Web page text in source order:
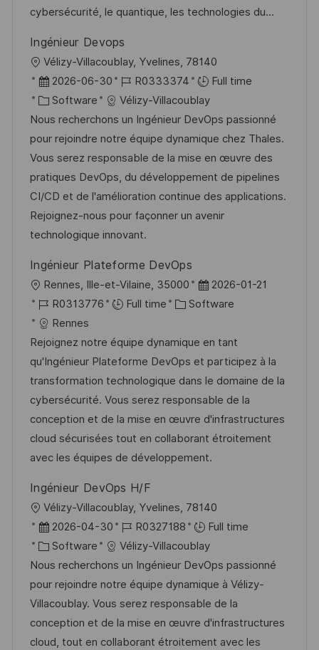
od
a
t
e
g
r
y
cybersécurité, le quantique, les technologies du...
Ingénieur Devops
L
o
c
a
t
i
o
n
Vélizy-Villacoublay, Yvelines, 78140
P
o
s
t
e
d
D
a
t
2026-06-30
J
o
b
I
d
R0333374
Full time
C
a
t
e
g
o
r
y
Software
Vélizy-Villacoublay
Nous recherchons un Ingénieur DevOps passionné
pour rejoindre notre équipe dynamique chez Thales.
Vous serez responsable de la mise en œuvre des
pratiques DevOps, du développement de pipelines
CI/CD et de l'amélioration continue des applications.
Rejoignez-nous pour façonner un avenir
technologique innovant.
Ingénieur Plateforme DevOps
L
o
c
a
t
i
o
n
Rennes, Ille-et-Vilaine, 35000
P
o
t
e
d
D
a
t
e
2026-01-21
J
o
b
I
d
R0313776 Full time
C
t
e
g
o
r
y
Software
Rennes
Rejoignez notre équipe dynamique en tant
qu'Ingénieur Plateforme DevOps et participez à la
transformation technologique dans le domaine de la
cybersécurité. Vous serez responsable de la
conception et de la mise en œuvre d'infrastructures
cloud sécurisées tout en collaborant étroitement
avec les équipes de développement.
Ingénieur DevOps H/F
L
o
c
a
t
i
o
n
Vélizy-Villacoublay, Yvelines, 78140
P
o
s
t
e
d
D
2026-04-30
J
o
b
I
d
R0327188
Full time
C
a
t
e
g
o
Software
Vélizy-Villacoublay
Nous recherchons un Ingénieur DevOps passionné
pour rejoindre notre équipe dynamique à Vélizy-
Villacoublay. Vous serez responsable de la
conception et de la mise en œuvre d'infrastructures
cloud, tout en collaborant étroitement avec les